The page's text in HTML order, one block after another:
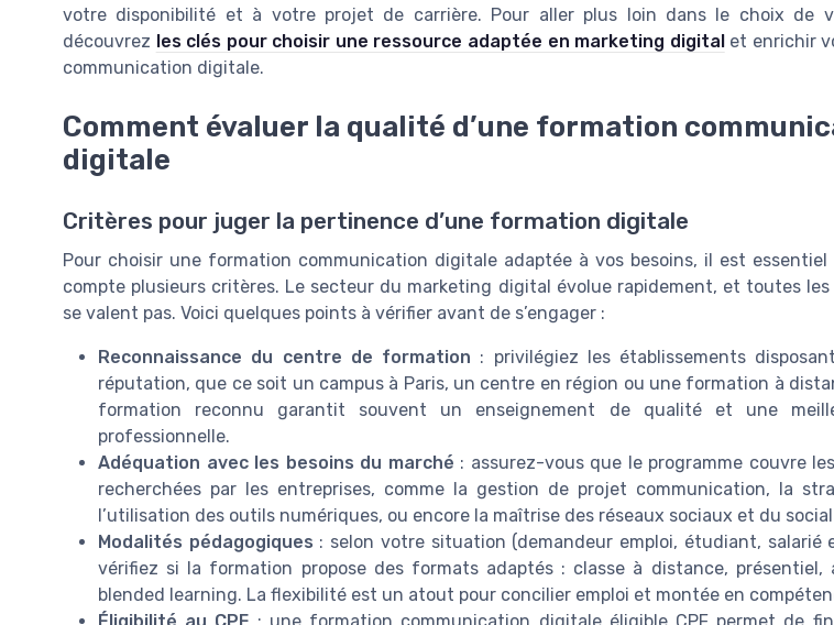
votre disponibilité et à votre projet de carrière. Pour aller plus loin dans le choix de
découvrez les clés pour choisir une ressource adaptée en marketing digitalet enrichir
communication digitale.
Comment évaluer la qualité d’une formation
digitale
Critères pour juger la pertinence d’une formation digitale
Pour choisir une formation communication digitale adaptée à vos besoins, il est essentiel
compte plusieurs critères. Le secteur du marketing digital évolue rapidement, et toutes
se valent pas. Voici quelques points à vérifier avant de s’engager :
Reconnaissance du centre de formation : privilégiez les établissements
réputation, que ce soit un campus à Paris, un centre en région ou une formation à
formation reconnu garantit souvent un enseignement de qualité et une
professionnelle.
Adéquation avec les besoins du marché : assurez-vous que le programme couvre
recherchées par les entreprises, comme la gestion de projet communication, la
l’utilisation des outils numériques, ou encore la maîtrise des réseaux sociaux et du
Modalités pédagogiques : selon votre situation (demandeur emploi, étudiant, salarié
vérifiez si la formation propose des formats adaptés : classe à distance, présentiel,
blended learning. La flexibilité est un atout pour concilier emploi et montée en